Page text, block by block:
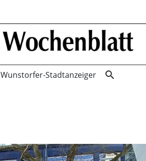
Wunstorfer-Stadtanzeiger search